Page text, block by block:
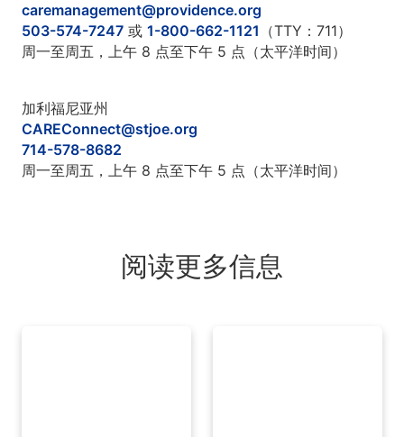
caremanagement@providence.org
503-574-7247 或 1-800-662-1121 （TTY：711）
周一至周五，上午 8 点至下午 5 点（太平洋时间）
加利福尼亚州
CAREConnect@stjoe.org
714-578-8682
周一至周五，上午 8 点至下午 5 点（太平洋时间）
阅读更多信息